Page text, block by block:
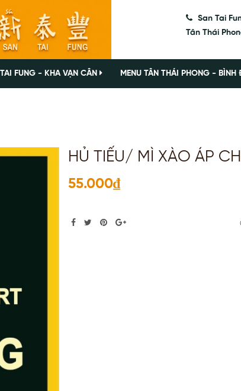
San Tai
Tân Thái
FUNG - KHA VẠN CÂN MENU TÂN THÁI PHONG - BÌNH
HỦ TIẾU/ MÌ XÀO ÁP
55.000₫